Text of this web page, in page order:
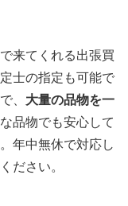
来てくれる出張買
士の指定も可能で
、 大量の品物を一
品物でも安心して
年中無休で対応し
ださい。